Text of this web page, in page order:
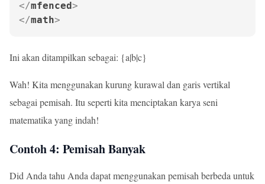
</mfenced>
</math>
Ini akan ditampilkan sebagai: {a|b|c}
Wah! Kita menggunakan kurung kurawal dan garis vertikal
sebagai pemisah. Itu seperti kita menciptakan karya seni
matematika yang indah!
Contoh 4: Pemisah Banyak
Did Anda tahu Anda dapat menggunakan pemisah berbeda untuk